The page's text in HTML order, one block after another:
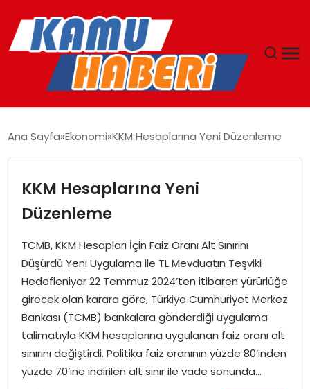
YAŞAM
GÜNCEL
EKONOMI
SPOR
TEKNOLOJI
EĞITIM
Ana Sayfa Ekonomi KKM Hesaplarına Yeni Düzenleme
KKM Hesaplarına Yeni
Düzenleme
TCMB, KKM Hesapları İçin Faiz Oranı Alt Sınırını
Düşürdü Yeni Uygulama ile TL Mevduatın Teşviki
Hedefleniyor 22 Temmuz 2024’ten itibaren yürürlüğe
girecek olan karara göre, Türkiye Cumhuriyet Merkez
Bankası (TCMB) bankalara gönderdiği uygulama
talimatıyla KKM hesaplarına uygulanan faiz oranı alt
sınırını değiştirdi. Politika faiz oranının yüzde 80’inden
yüzde 70’ine indirilen alt sınır ile vade sonunda…